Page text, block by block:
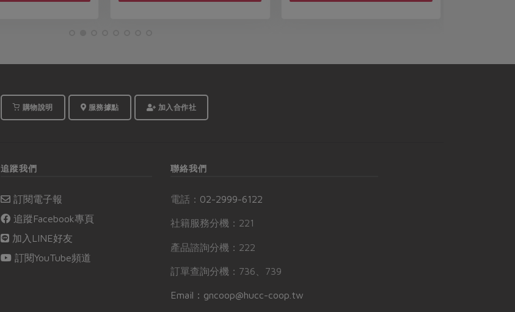
購物說明 服務據點 加入合作社
追蹤我們
訂閱電子報
追蹤Facebook專頁
加入LINE好友
訂閱YouTube頻道
聯絡我們
電話： 02-2999-6122
社籍服務分機：221
產品諮詢分機：222
訂單查詢分機：736、739
Email：gncoop@hucc-coop.tw